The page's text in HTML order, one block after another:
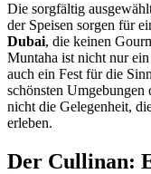
Die sorgfältig
der Speisen sorgen für
Dubai, die keinen
Muntaha ist nicht nur
auch ein Fest für die
schönsten Umgebungen
nicht die Gelegenheit,
erleben.
Der Cullinan: